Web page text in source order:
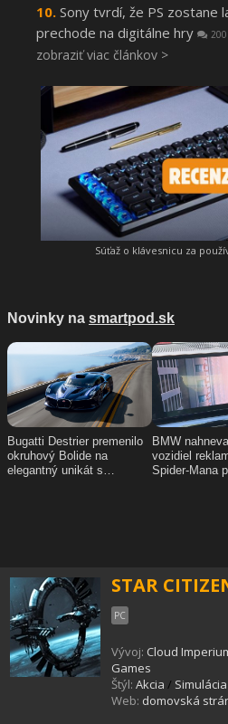
Sony tvrdí, že PS zostane
prechode na digitálne hry
200
zobraziť viac článkov >
Súťaž o klávesnicu za
STAR
PC
Vývoj: Cloud
Games
Štýl: Akcia / Simulácia
Web: domovská